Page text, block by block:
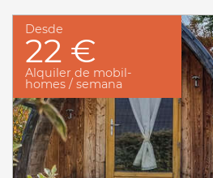
Desde
22 €
Alquiler de mobil-
homes / semana